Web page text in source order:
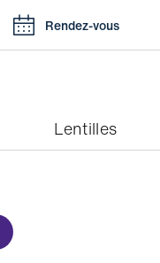
Rendez-vous
Lentilles